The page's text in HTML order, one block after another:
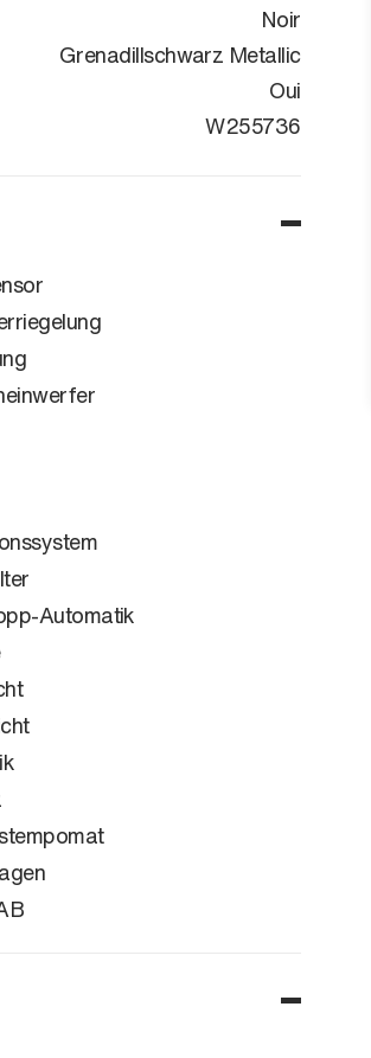
Noir
Grenadillschwarz Metallic
Oui
WVWZZZCD6SW255736
Automatik